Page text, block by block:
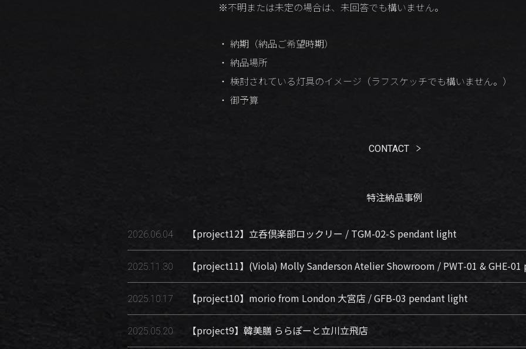
※不明または未定の場合は、未回答でも構いません。
納期（納品ご希望時期）
納品場所
検討されている灯具のイメージ（ラフスケッチでも構いません。）
御予算
CONTACT
特注納品事例
2026.06.04 【project12】立呑倶楽部ロックリー / TGM-02-S pendant light
2025.11.30 【project11】(Viola) Molly Sanderson Atelier Showroom / PWT-01 & GHE-
2025.10.17 【project10】morio from London 大宮店 / GFB-03 pendant light
2025.05.20 【project9】韓美膳 ららぽーと立川立飛店